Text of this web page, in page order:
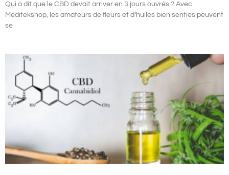
Qui a dit que le CBD devait arriver en 3 jours ouvrés ? Avec
Meditekshop, les amateurs de fleurs et d’huiles bien senties peuvent
se